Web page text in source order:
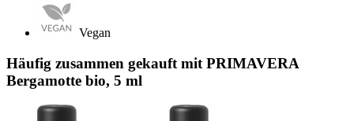
Vegan
Häufig zusammen gekauft mit PRIMAVERA
Bergamotte bio, 5 ml